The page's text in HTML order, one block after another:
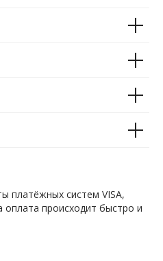
платёжных систем VISA,
происходит быстро и